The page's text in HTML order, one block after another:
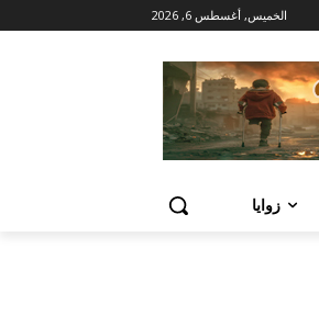
الخميس, أغسطس 6, 2026
زوايا